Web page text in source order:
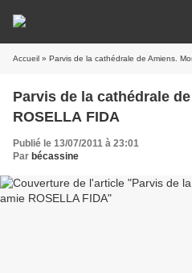
Accueil » Parvis de la cathédrale de Amiens.
Parvis de la cathédrale
ROSELLA FIDA
Publié le 13/07/2011 à 23:01
Par bécassine